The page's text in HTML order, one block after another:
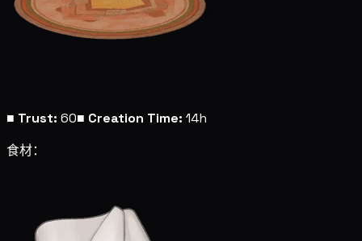
■ Trust: 60■ Creation Time: 14h
食材：